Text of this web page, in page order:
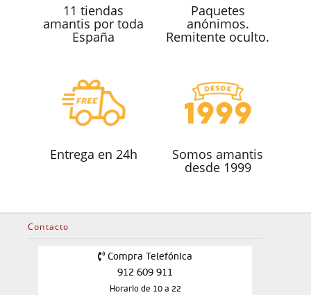
11 tiendas
amantis por toda
España
Paquetes
anónimos.
Remitente oculto.
Entrega en 24h Somos amantis
desde 1999
Contacto
Compra Telefónica
912 609 911
Horario de 10 a 22